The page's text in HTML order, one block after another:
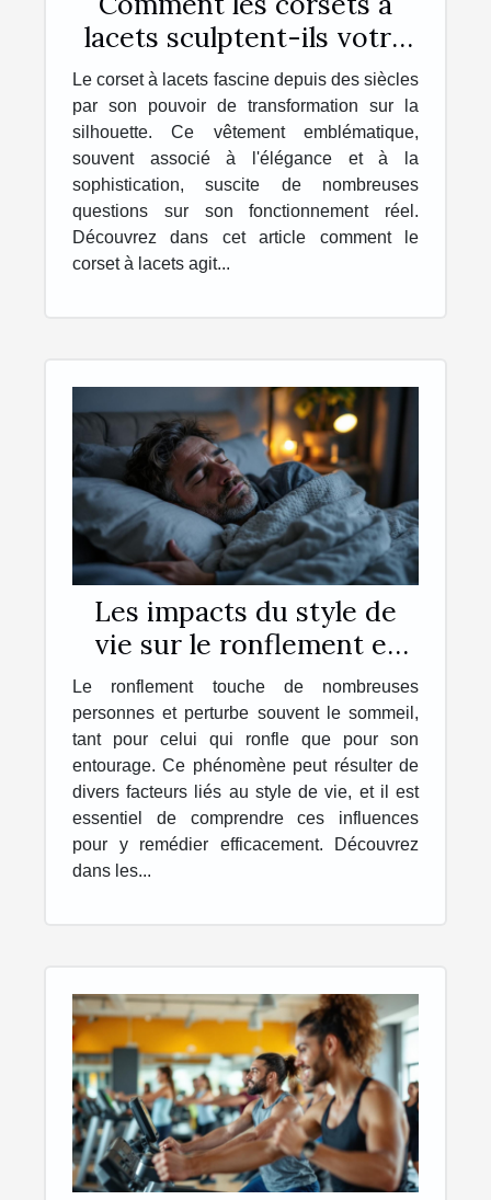
lacets sculptent-ils votre
corps ?
Le corset à lacets fascine depuis des siècles
par son pouvoir de transformation sur la
silhouette. Ce vêtement emblématique,
souvent associé à l'élégance et à la
sophistication, suscite de nombreuses
questions sur son fonctionnement réel.
Découvrez dans cet article comment le
corset à lacets agit...
Les impacts du style de
vie sur le ronflement et
comment y remédier
Le ronflement touche de nombreuses
personnes et perturbe souvent le sommeil,
tant pour celui qui ronfle que pour son
entourage. Ce phénomène peut résulter de
divers facteurs liés au style de vie, et il est
essentiel de comprendre ces influences
pour y remédier efficacement. Découvrez
dans les...